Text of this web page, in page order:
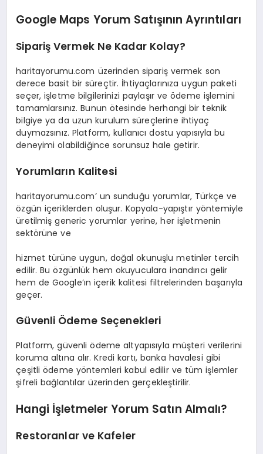
Google Maps Yorum Satışının Ayrıntıları
Sipariş Vermek Ne Kadar Kolay?
haritayorumu.com üzerinden sipariş vermek son
derece basit bir süreçtir. İhtiyaçlarınıza uygun paketi
seçer, işletme bilgilerinizi paylaşır ve ödeme işlemini
tamamlarsınız. Bunun ötesinde herhangi bir teknik
bilgiye ya da uzun kurulum süreçlerine ihtiyaç
duymazsınız. Platform, kullanıcı dostu yapısıyla bu
deneyimi olabildiğince sorunsuz hale getirir.
Yorumların Kalitesi
haritayorumu.com’ un sunduğu yorumlar, Türkçe ve
özgün içeriklerden oluşur. Kopyala-yapıştır yöntemiyle
üretilmiş generic yorumlar yerine, her işletmenin
sektörüne ve
hizmet türüne uygun, doğal okunuşlu metinler tercih
edilir. Bu özgünlük hem okuyuculara inandırıcı gelir
hem de Google’ın içerik kalitesi filtrelerinden başarıyla
geçer.
Güvenli Ödeme Seçenekleri
Platform, güvenli ödeme altyapısıyla müşteri verilerini
koruma altına alır. Kredi kartı, banka havalesi gibi
çeşitli ödeme yöntemleri kabul edilir ve tüm işlemler
şifreli bağlantılar üzerinden gerçekleştirilir.
Hangi İşletmeler Yorum Satın Almalı?
Restoranlar ve Kafeler